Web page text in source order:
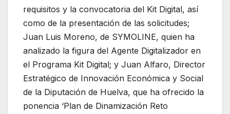
requisitos y la convocatoria del Kit Digital, así
como de la presentación de las solicitudes;
Juan Luis Moreno, de SYMOLINE, quien ha
analizado la figura del Agente Digitalizador en
el Programa Kit Digital; y Juan Alfaro, Director
Estratégico de Innovación Económica y Social
de la Diputación de Huelva, que ha ofrecido la
ponencia ‘Plan de Dinamización Reto